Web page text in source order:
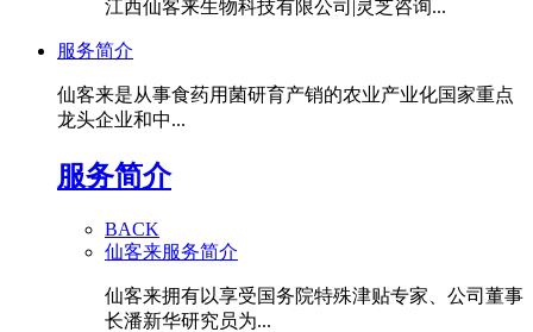
江西仙客来生物科技有限公司|灵芝咨询...
服务简介
仙客来是从事食药用菌研育产销的农业产业化国家重点
龙头企业和中...
服务简介
BACK
仙客来服务简介
仙客来拥有以享受国务院特殊津贴专家、公司董事
长潘新华研究员为...